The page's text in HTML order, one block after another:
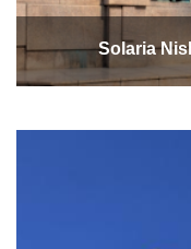
Solaria